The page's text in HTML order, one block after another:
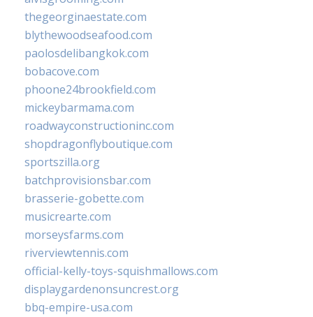
thegeorginaestate.com
blythewoodseafood.com
paolosdelibangkok.com
bobacove.com
phoone24brookfield.com
mickeybarmama.com
roadwayconstructioninc.com
shopdragonflyboutique.com
sportszilla.org
batchprovisionsbar.com
brasserie-gobette.com
musicrearte.com
morseysfarms.com
riverviewtennis.com
official-kelly-toys-squishmallows.com
displaygardenonsuncrest.org
bbq-empire-usa.com